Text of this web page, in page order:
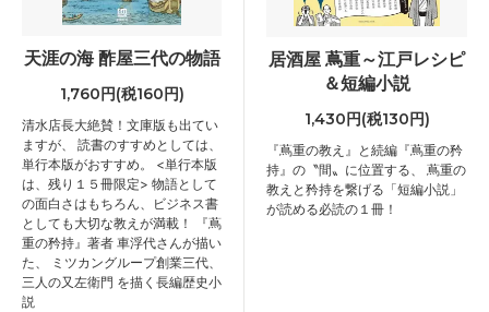
天涯の海 酢屋三代の物語
1,760円(税160円)
清水店長大絶賛！文庫版も出てい
ますが、 読書のすすめとしては、
単行本版がおすすめ。 <単行本版
は、残り１５冊限定> 物語として
の面白さはもちろん、ビジネス書
としても大切な教えが満載！ 『蔦
重の矜持』著者 車浮代さんが描い
た、 ミツカングループ創業三代、
三人の又左衛門 を描く長編歴史小
説
居酒屋 蔦重～江戸レシピ
＆短編小説
1,430円(税130円)
『蔦重の教え』と続編『蔦重の矜
持』の〝間〟に位置する、 蔦重の
教えと矜持を繋げる「短編小説」
が読める必読の１冊！